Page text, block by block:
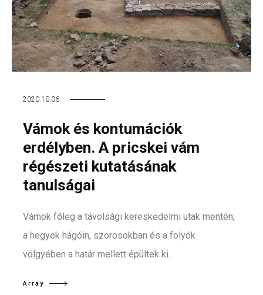
2020.10.06.
Vámok és kontumációk
erdélyben. A pricskei vám
régészeti kutatásának
tanulságai
Vámok főleg a távolsági kereskedelmi utak mentén,
a hegyek hágóin, szorosokban és a folyók
völgyében a határ mellett épültek ki.
Array